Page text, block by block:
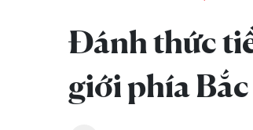
Đánh thức
giới phía